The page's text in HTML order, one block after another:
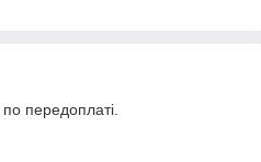
передоплаті.